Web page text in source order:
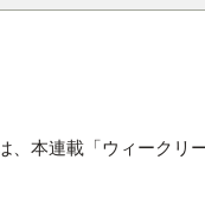
、本連載「ウィークリ